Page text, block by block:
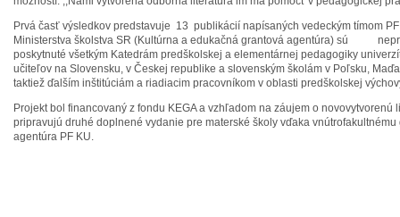
Prvá časť výsledkov predstavuje 13 publikácií napísaných vedeckým tímom
Ministerstva školstva SR (Kultúrna a edukačná grantová agentúra) sú
poskytnuté všetkým Katedrám predškolskej a elementárnej pedagogiky
učiteľov na Slovensku, v Českej republike a slovenským školám v Poľsku,
taktiež ďalším inštitúciám a riadiacim pracovníkom v oblasti predškolskej
Projekt bol financovaný z fondu KEGA a vzhľadom na záujem o novovytvorenú
pripravujú druhé doplnené vydanie pre materské školy vďaka
agentúra PF KU.